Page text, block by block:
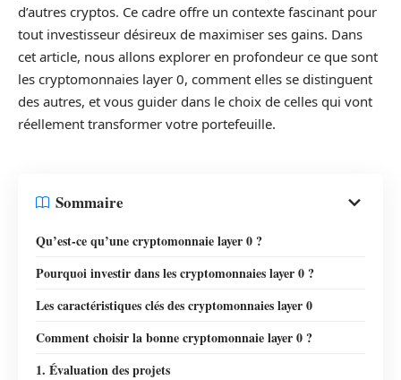
d’autres cryptos. Ce cadre offre un contexte fascinant pour
tout investisseur désireux de maximiser ses gains. Dans
cet article, nous allons explorer en profondeur ce que sont
les cryptomonnaies layer 0, comment elles se distinguent
des autres, et vous guider dans le choix de celles qui vont
réellement transformer votre portefeuille.
Sommaire
Qu’est-ce qu’une cryptomonnaie layer 0 ?
Pourquoi investir dans les cryptomonnaies layer 0 ?
Les caractéristiques clés des cryptomonnaies layer 0
Comment choisir la bonne cryptomonnaie layer 0 ?
1. Évaluation des projets